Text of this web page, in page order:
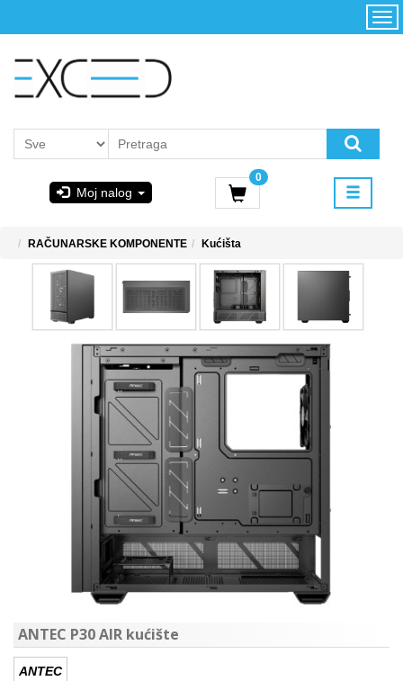
Moj nalog
0
Početna
korišćenja i
PoweredByAsus
MICROSOFT
RAČUNARSKE KOMPONENTE Kućišta
ANTEC P30 AIR kućište
ANTEC